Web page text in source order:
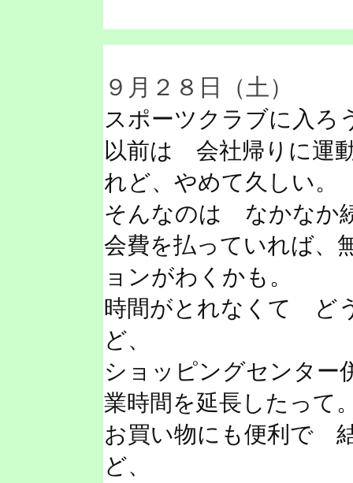
９月２８日（土）
スポーツクラブに入ろ
以前は 会社帰りに運
れど、やめて久しい。
そんなのは なかなか
会費を払っていれば、
ョンがわくかも。
時間がとれなくて ど
ど、
ショッピングセンター
業時間を延長したって
お買い物にも便利で
ど、